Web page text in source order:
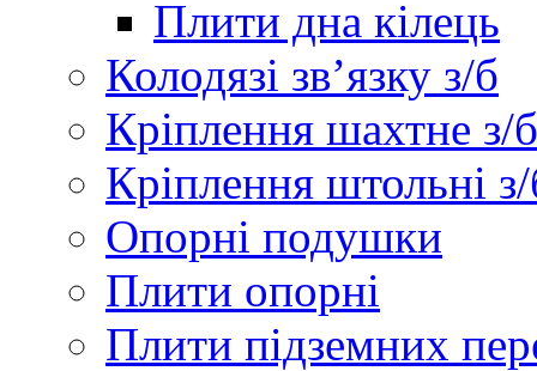
Плити дна кілець
Колодязі зв’язку з/б
Кріплення шахтне з/б
Кріплення штольні
Опорні подушки
Плити опорні
Плити підземних